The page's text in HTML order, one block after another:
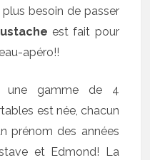
besoin de passer
est fait pour
apéro!!
une gamme de 4
est née, chacun
prénom des années
et Edmond! La